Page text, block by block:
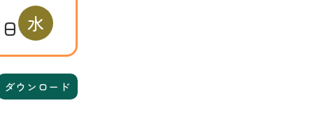
日 水
ダウンロード